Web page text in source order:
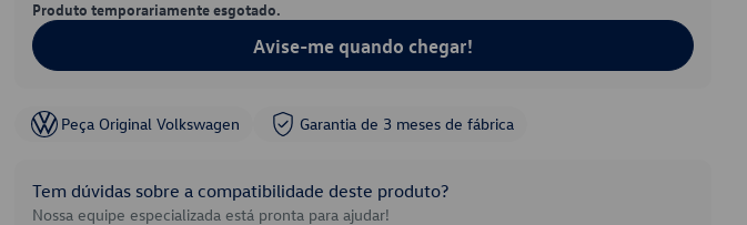
Produto temporariamente esgotado.
Avise-me quando chegar!
Peça Original Volkswagen Garantia de 3 meses de fábrica
Tem dúvidas sobre a compatibilidade deste produto?
Nossa equipe especializada está pronta para ajudar!